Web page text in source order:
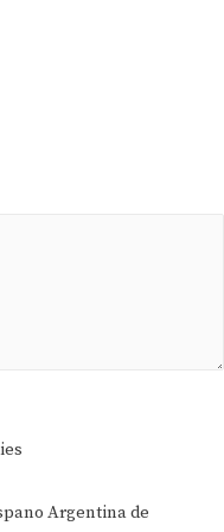
Argentina de